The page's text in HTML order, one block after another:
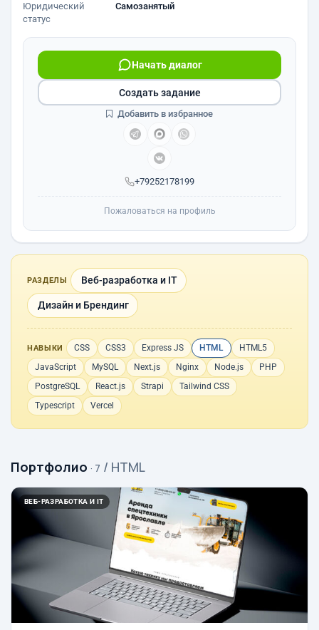
Юридический
статус
Самозанятый
+79252178199
Начать диалог
Создать задание
Добавить в избранное
Пожаловаться на профиль
РАЗДЕЛЫ Веб-разработка и IT
Дизайн и Брендинг
НАВЫКИ CSS CSS3 Express JS HTML
HTML5
JavaScript
MySQL Next.js Nginx Node.js
PHP
PostgreSQL
React.js Strapi
Tailwind CSS
Typescript
Vercel
Портфолио · 7 / HTML
ВЕБ-РАЗРАБОТКА И IT